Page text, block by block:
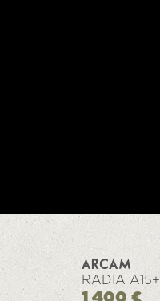
RADIA A15+
1 400 €